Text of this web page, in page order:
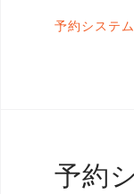
予約システ
予約